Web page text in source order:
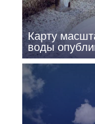
Карту
воды